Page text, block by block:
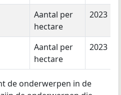
Aantal per
hectare
2023
Aantal per
hectare
2023
de onderwerpen in de